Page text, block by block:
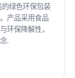
绿色环保包装
产品采用食品
环保降解性，
.